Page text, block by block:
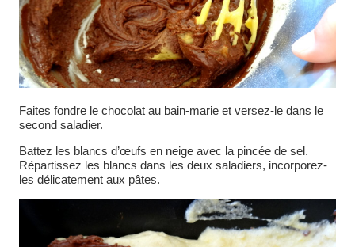
Faites fondre le chocolat au bain-marie et versez-le dans le
second saladier.
Battez les blancs d’œufs en neige avec la pincée de sel.
Répartissez les blancs dans les deux saladiers, incorporez-
les délicatement aux pâtes.